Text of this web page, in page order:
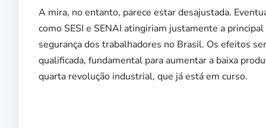
A mira, no entanto, parece estar desajustada.
como SESI e SENAI atingiriam justamente a
segurança dos trabalhadores no Brasil. Os efeitos
qualificada, fundamental para aumentar a baixa
quarta revolução industrial, que já está em curso.